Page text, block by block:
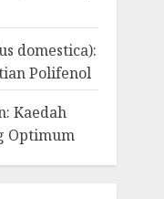
domestica):
Polifenol
Kaedah
Optimum